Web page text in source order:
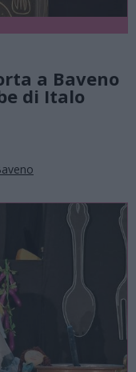
a Baveno
di Italo